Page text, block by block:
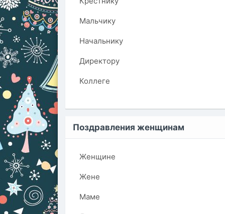
Мальчику
Начальнику
Директору
Коллеге
Поздравления женщинам
Женщине
Жене
Маме